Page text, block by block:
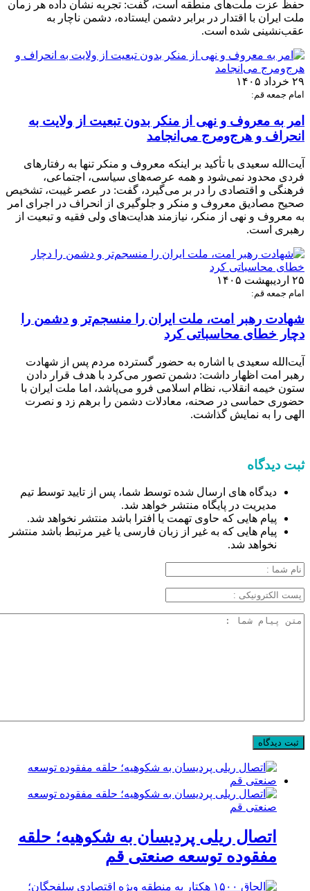
حفظ عزت ملت‌های منطقه است، گفت: تجربه نشان داده هر زمان
ملت ایران با اقتدار در برابر دشمن ایستاده، دشمن ناچار به
عقب‌نشینی شده است.
۲۹ خرداد ۱۴۰۵
امام جمعه قم:
امر به معروف و نهی از منکر بدون تبعیت از ولایت به
انحراف و هرج‌ومرج می‌انجامد
آیت‌الله سعیدی با تأکید بر اینکه معروف و منکر تنها به رفتارهای
فردی محدود نمی‌شود و همه عرصه‌های سیاسی، اجتماعی،
فرهنگی و اقتصادی را در بر می‌گیرد، گفت: در عصر غیبت، تشخیص
صحیح مصادیق معروف و منکر و جلوگیری از انحراف در اجرای امر
به معروف و نهی از منکر، نیازمند هدایت‌های ولی فقیه و تبعیت از
رهبری است.
۲۵ اردیبهشت ۱۴۰۵
امام جمعه قم:
شهادت رهبر امت، ملت ایران را منسجم‌تر و دشمن را
دچار خطای محاسباتی کرد
آیت‌الله سعیدی با اشاره به حضور گسترده مردم پس از شهادت
رهبر امت اظهار داشت: دشمن تصور می‌کرد با هدف قرار دادن
ستون خیمه انقلاب، نظام اسلامی فرو می‌پاشد، اما ملت ایران با
حضوری حماسی در صحنه، معادلات دشمن را برهم زد و نصرت
الهی را به نمایش گذاشت.
ثبت دیدگاه
دیدگاه های ارسال شده توسط شما، پس از تایید توسط تیم
مدیریت در پایگاه منتشر خواهد شد.
پیام هایی که حاوی تهمت یا افترا باشد منتشر نخواهد شد.
پیام هایی که به غیر از زبان فارسی یا غیر مرتبط باشد منتشر
نخواهد شد.
اتصال ریلی پردیسان به شکوهیه؛ حلقه
مفقوده توسعه صنعتی قم